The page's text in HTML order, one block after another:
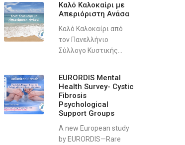
Καλό Καλοκαίρι με
Απεριόριστη Ανάσα
Καλό Καλοκαίρι από
τον Πανελλήνιο
Σύλλογο Κυστικής...
EURORDIS Mental
Health Survey- Cystic
Fibrosis
Psychological
Support Groups
A new European study
by EURORDIS—Rare